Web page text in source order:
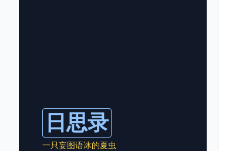
日思录
一只妄图语冰的夏虫